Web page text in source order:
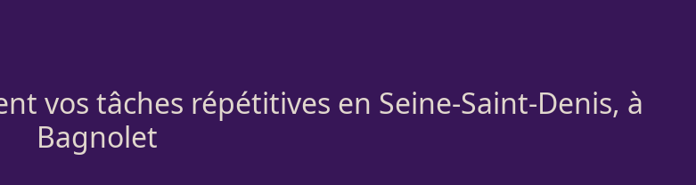
vos tâches répétitives en Seine-Saint-Denis, à
Bagnolet